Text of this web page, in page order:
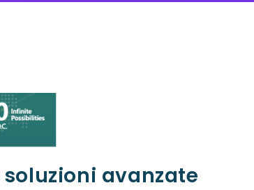
soluzioni avanzate